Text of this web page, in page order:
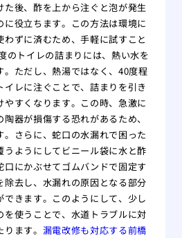
た後、酢を上から注ぐと泡が発生
に役立ちます。この方法は環境に
ずに済むため、手軽に試すこと
のトイレの詰まりには、熱い水を
。ただし、熱湯ではなく、40度程
レに注ぐことで、詰まりを引き
すくなります。この時、急激に
器が損傷する恐れがあるため、
さらに、蛇口の水漏れで困った
うようにしてビニール袋に水と酢
口にかぶせてゴムバンドで固定す
除去し、水漏れの原因となる部分
できます。このようにして、少し
を使うことで、水道トラブルに対
ます。 漏電改修も対応する前橋